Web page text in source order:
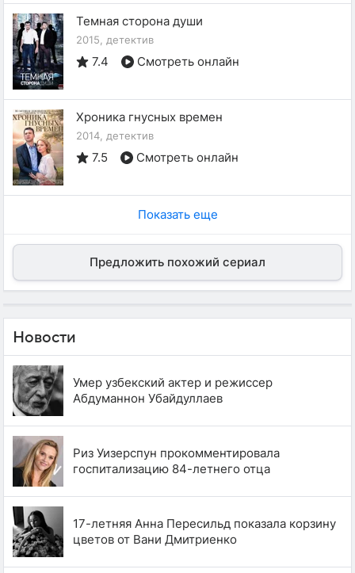
Темная сторона души
2015, детектив
7.4 Смотреть онлайн
Хроника гнусных времен
2014, детектив
7.5 Смотреть онлайн
Показать еще
Предложить похожий сериал
Новости
Умер узбекский актер и режиссер
Абдуманнон Убайдуллаев
Риз Уизерспун прокомментировала
госпитализацию 84-летнего отца
17-летняя Анна Пересильд показала корзину
цветов от Вани Дмитриенко